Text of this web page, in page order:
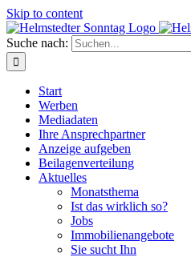
Skip to content
Suche nach:
Start
Werben
Mediadaten
Ihre Ansprechpartner
Anzeige aufgeben
Beilagenverteilung
Aktuelles
Monatsthema
Ist das wirklich so?
Jobs
Immobilienangebote
Sie sucht Ihn